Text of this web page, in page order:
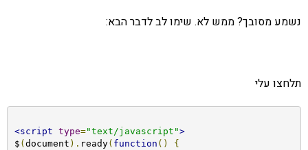
נשמע מסובך? ממש לא. שימו לב לדבר הבא:
תלחצו עלי
<script type="text/javascript">
$ ( document ). ready( function ()
{